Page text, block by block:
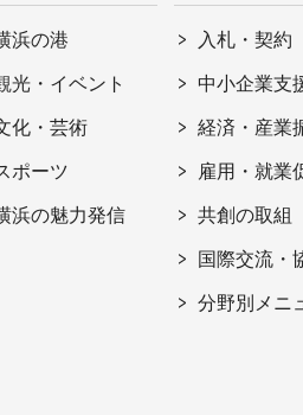
浜の港
光・イベント
化・芸術
ポーツ
浜の魅力発信
入札・契約
中小企業支
経済・産業
雇用・就業
共創の取組
国際交流・
分野別メニ